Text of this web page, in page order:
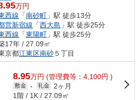
万円
西線 「南砂町 」駅 徒歩13分
営新宿線 「西大島 」駅 徒歩25分
西線 「東陽町 」駅 徒歩25分
17年 / 27.09㎡
京都江東区南砂５丁目
8.95万円 (管理費等：4,100円 )
敷金 - 礼金
2ヶ月
1階 / 1K / 27.09㎡